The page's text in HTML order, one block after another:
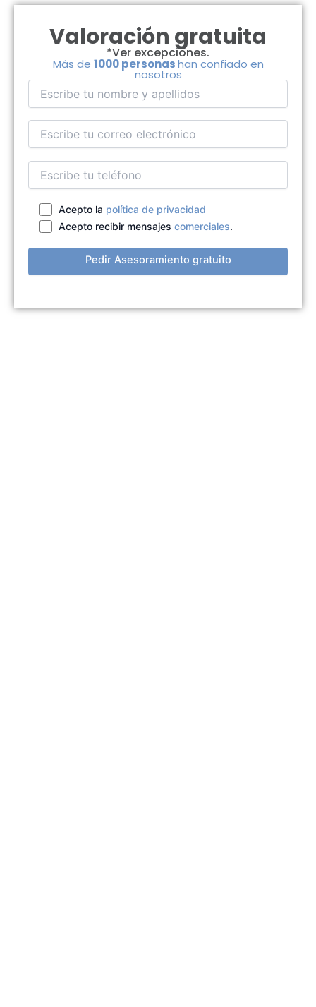
Valoración gratuita
*Ver excepciones.
Más de 1000 personashan confiado en
nosotros
Acepto la política de privacidad
Acepto recibir mensajes comerciales.
Pedir Asesoramiento gratuito